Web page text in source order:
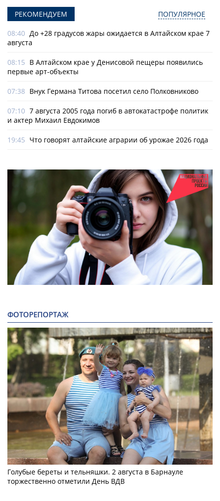
РЕКОМЕНДУЕМ ПОПУЛЯРНОЕ
08:40 До +28 градусов жары ожидается в Алтайском крае 7
августа
08:15 В Алтайском крае у Денисовой пещеры появились
первые арт-объекты
07:38 Внук Германа Титова посетил село Полковниково
07:10 7 августа 2005 года погиб в автокатастрофе политик
и актер Михаил Евдокимов
19:45 Что говорят алтайские аграрии об урожае 2026 года
ФОТОРЕПОРТАЖ
Голубые береты и тельняшки. 2 августа в Барнауле
торжественно отметили День ВДВ